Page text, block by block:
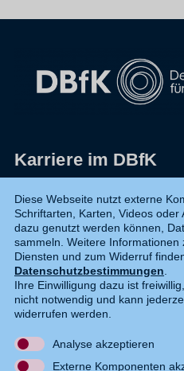
Karriere im DBfK
Datenschutz
Shop
Widerruf
Kontakt
DE EN
Diese Webseite nutzt externe
Schriftarten, Karten, Videos
dazu genutzt werden können,
sammeln. Weitere
Diensten und zum Widerruf
Datenschutzbestimmungen.
Ihre Einwilligung dazu ist
nicht notwendig und kann
widerrufen werden.
Analyse akzeptieren
Externe Komponenten